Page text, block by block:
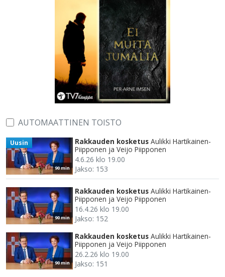
AUTOMAATTINEN TOISTO
90 min
Uusin Rakkauden kosketus Aulikki Hartikainen-
Piipponen ja Veijo Piipponen
4.6.26 klo 19.00
Jakso: 153
90 min
Rakkauden kosketus Aulikki Hartikainen-
Piipponen ja Veijo Piipponen
16.4.26 klo 19.00
Jakso: 152
90 min
Rakkauden kosketus Aulikki Hartikainen-
Piipponen ja Veijo Piipponen
26.2.26 klo 19.00
Jakso: 151